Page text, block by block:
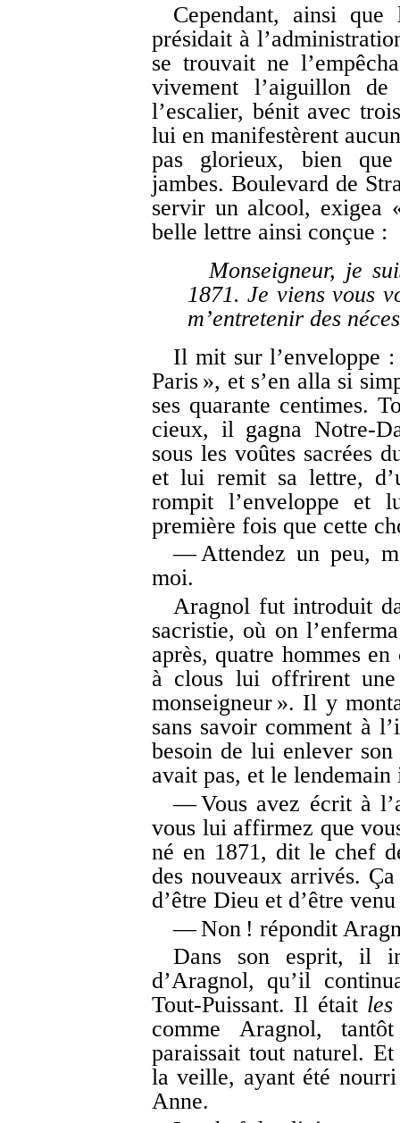
Cependant, ainsi que
présidait à
se trouvait ne
vivement l’aiguillon
l’escalier, bénit avec
lui en manifestèrent
pas glorieux, bien que
jambes. Boulevard de
servir un alcool, exigea
belle lettre ainsi conçue :
Monseigneur, je
1871. Je viens vous
m’entretenir des
Il mit sur l’enveloppe :
Paris », et s’en alla si
ses quarante centimes.
cieux, il gagna Notre-
sous les voûtes sacrées
et lui remit sa lettre,
rompit l’enveloppe et
première fois que cette
— Attendez un peu,
moi.
Aragnol fut introduit
sacristie, où on
après, quatre hommes
à clous lui offrirent
monseigneur ». Il y
sans savoir comment à
besoin de lui enlever
avait pas, et le
— Vous avez écrit à
vous lui affirmez que
né en 1871, dit le chef
des nouveaux arrivés.
d’être Dieu et d’être
— Non ! répondit
Dans son esprit, il
d’Aragnol, qu’il
Tout-Puissant. Il était les
comme Aragnol,
paraissait tout naturel.
la veille, ayant été
Anne.